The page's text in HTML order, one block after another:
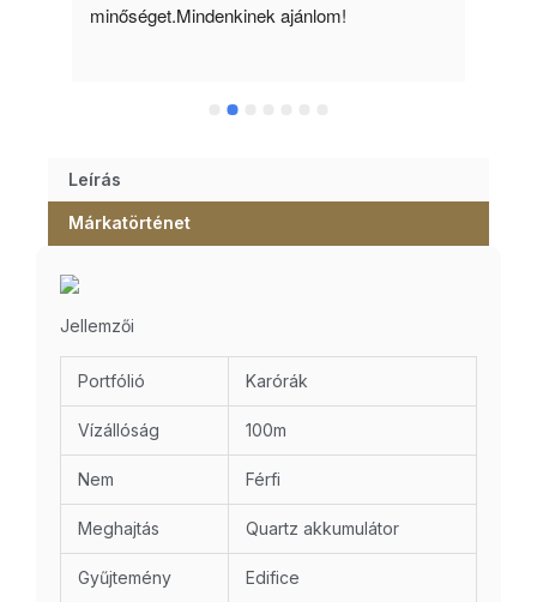
minőséget.Mindenkinek ajánlom!
Leírás
Márkatörténet
Jellemzői
Portfólió Karórák
Vízállóság 100m
Nem Férfi
Meghajtás Quartz akkumulátor
Gyűjtemény Edifice